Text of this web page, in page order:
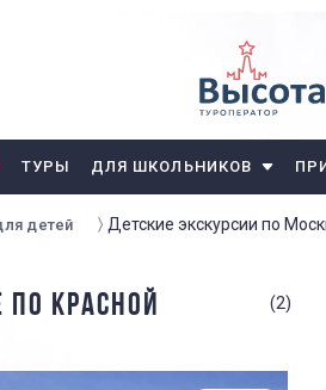
ТУРЫ ДЛЯ ШКОЛЬНИКОВ
детей Детские экскурсии по
ПО КРАСНОЙ
(2)